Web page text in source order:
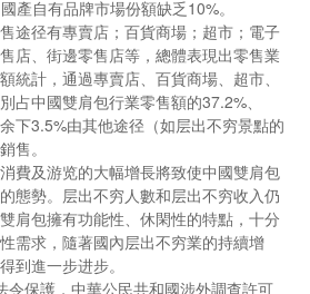
產自有品牌市場份額缺乏10%。
径有專賣店；百貨商場；超市；電子
店、街邊零售店等，總體表現出零售業
統計，通過專賣店、百貨商場、超市、
占中國雙肩包行業零售額的37.2%、
下3.5%由其他途径（如层出不穷景點的
售。
及游览的大幅增長將致使中國雙肩包
態勢。层出不穷人數和层出不穷收入仍
肩包擁有功能性、休閑性的特點，十分
需求，隨著國內层出不穷業的持續增
到進一步进步。
保護，中華公民共和國涉外調查許可